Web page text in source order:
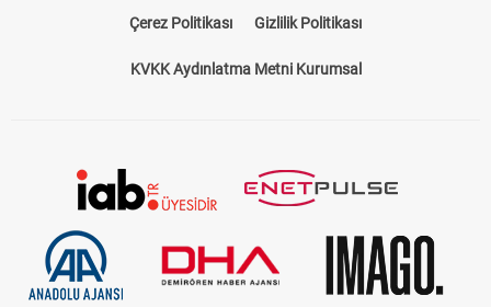
Çerez Politikası Gizlilik Politikası
KVKK Aydınlatma Metni Kurumsal